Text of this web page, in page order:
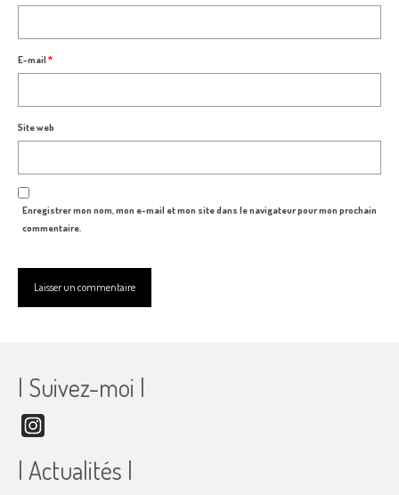
E-mail*
Site web
Enregistrer mon nom, mon e-mail et mon site dans le navigateur pour mon prochain
commentaire.
| Suivez-moi |
| Actualités |